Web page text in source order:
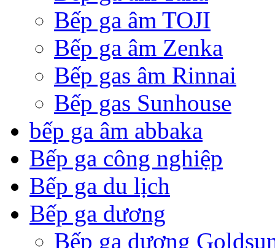
Bếp ga âm TOJI
Bếp ga âm Zenka
Bếp gas âm Rinnai
Bếp gas Sunhouse
bếp ga âm abbaka
Bếp ga công nghiệp
Bếp ga du lịch
Bếp ga dương
Bếp ga dương